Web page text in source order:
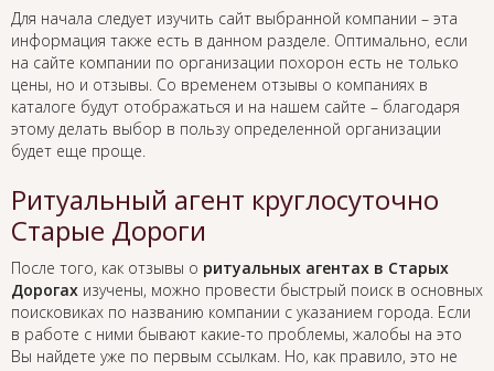
Для начала следует изучить сайт выбранной компании – эта
информация также есть в данном разделе. Оптимально, если
на сайте компании по организации похорон есть не только
цены, но и отзывы. Со временем отзывы о компаниях в
каталоге будут отображаться и на нашем сайте – благодаря
этому делать выбор в пользу определенной организации
будет еще проще.
Ритуальный агент круглосуточно
Старые Дороги
После того, как отзывы о ритуальных агентах в Старых
Дорогах изучены, можно провести быстрый поиск в основных
поисковиках по названию компании с указанием города. Если
в работе с ними бывают какие-то проблемы, жалобы на это
Вы найдете уже по первым ссылкам. Но, как правило, это не